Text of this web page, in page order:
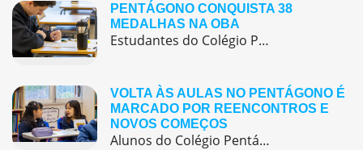
PENTÁGONO CONQUISTA 38
MEDALHAS NA OBA
Estudantes do Colégio Pentágono conquistam excelente resultado na Olimpíada Brasileira de Astronomia e Astronáutica (OBA) 2025, somando 38 medalhas.
VOLTA ÀS AULAS NO PENTÁGONO É
MARCADO POR REENCONTROS E
NOVOS COMEÇOS
Alunos do Colégio Pentágono retornaram às aulas trazendo o entusiasmo dos reencontros e o desejo de seguir aprendendo com significado.